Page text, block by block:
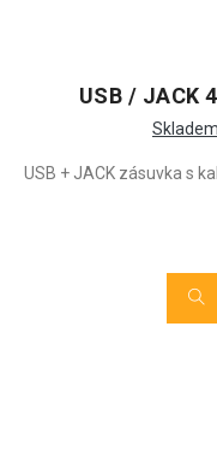
USB / JACK
USB + JACK zásuvka s